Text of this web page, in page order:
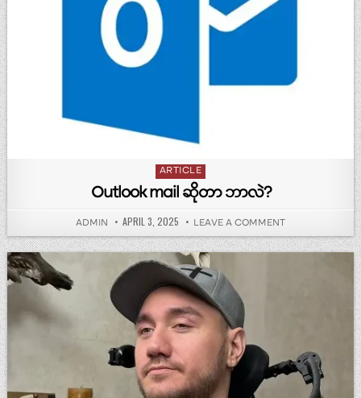
Posted in
ARTICLE
Outlook mail ဆိုတာ ဘာလဲ?
AUTHOR:
ADMIN PUBLISHED DATE:
APRIL 3, 2025 LEAVE A COMMENTON OUTLOOK